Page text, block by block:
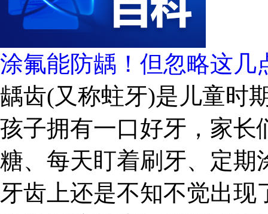
涂氟能防龋！但忽略这几
龋齿(又称蛀牙)是儿童时
孩子拥有一口好牙，家长
糖、每天盯着刷牙、定期
牙齿上还是不知不觉出